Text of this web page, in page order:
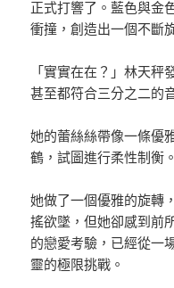
正式打響了。藍色與金
衝撞，創造出一個不斷
「實實在在？」林天秤
甚至都符合三分之二的
她的蕾絲絲帶像一條優
鶴，試圖進行柔性制衡。
她做了一個優雅的旋轉
搖欲墜，但她卻感到前
的戀愛考驗，已經從一
靈的極限挑戰。